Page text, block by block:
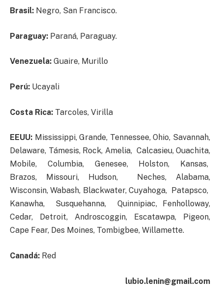
Brasil: Negro, San Francisco.
Paraguay: Paraná, Paraguay.
Venezuela: Guaire, Murillo
Perú: Ucayali
Costa Rica: Tarcoles, Virilla
EEUU: Mississippi, Grande, Tennessee, Ohio, Savannah,
Delaware, Támesis, Rock, Amelia, Calcasieu, Ouachita,
Mobile, Columbia, Genesee, Holston, Kansas,
Brazos, Missouri, Hudson, Neches, Alabama,
Wisconsin, Wabash, Blackwater, Cuyahoga, Patapsco,
Kanawha, Susquehanna, Quinnipiac, Fenholloway,
Cedar, Detroit, Androscoggin, Escatawpa, Pigeon,
Cape Fear, Des Moines, Tombigbee, Willamette.
Canadá: Red
lubio.lenin@gmail.com